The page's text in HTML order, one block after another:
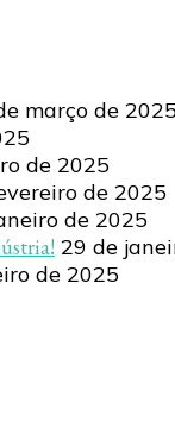
março de 2025
de 2025
de 2025
de 2025
29 de
de 2025